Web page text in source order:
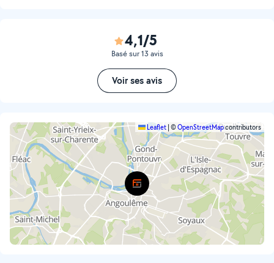
4,1/5
Basé sur 13 avis
Voir ses avis
Leaflet ©OpenStreetMapcontributors